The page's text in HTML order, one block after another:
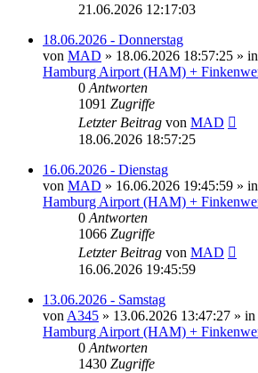
21.06.2026 12:17:03
18.06.2026 - Donnerstag
von MAD » 18.06.2026 18:57:25 » in
Hamburg Airport (HAM) +
0 Antworten
1091 Zugriffe
Letzter Beitrag von MAD
18.06.2026 18:57:25
16.06.2026 - Dienstag
von MAD » 16.06.2026 19:45:59 » in
Hamburg Airport (HAM) +
0 Antworten
1066 Zugriffe
Letzter Beitrag von MAD
16.06.2026 19:45:59
13.06.2026 - Samstag
von A345 » 13.06.2026 13:47:27 » in
Hamburg Airport (HAM) +
0 Antworten
1430 Zugriffe